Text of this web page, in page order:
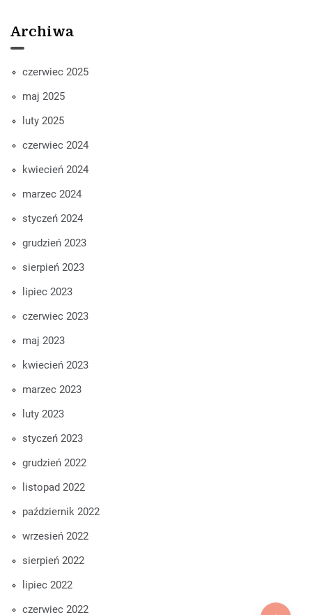
Archiwa
czerwiec 2025
maj 2025
luty 2025
czerwiec 2024
kwiecień 2024
marzec 2024
styczeń 2024
grudzień 2023
sierpień 2023
lipiec 2023
czerwiec 2023
maj 2023
kwiecień 2023
marzec 2023
luty 2023
styczeń 2023
grudzień 2022
listopad 2022
październik 2022
wrzesień 2022
sierpień 2022
lipiec 2022
czerwiec 2022